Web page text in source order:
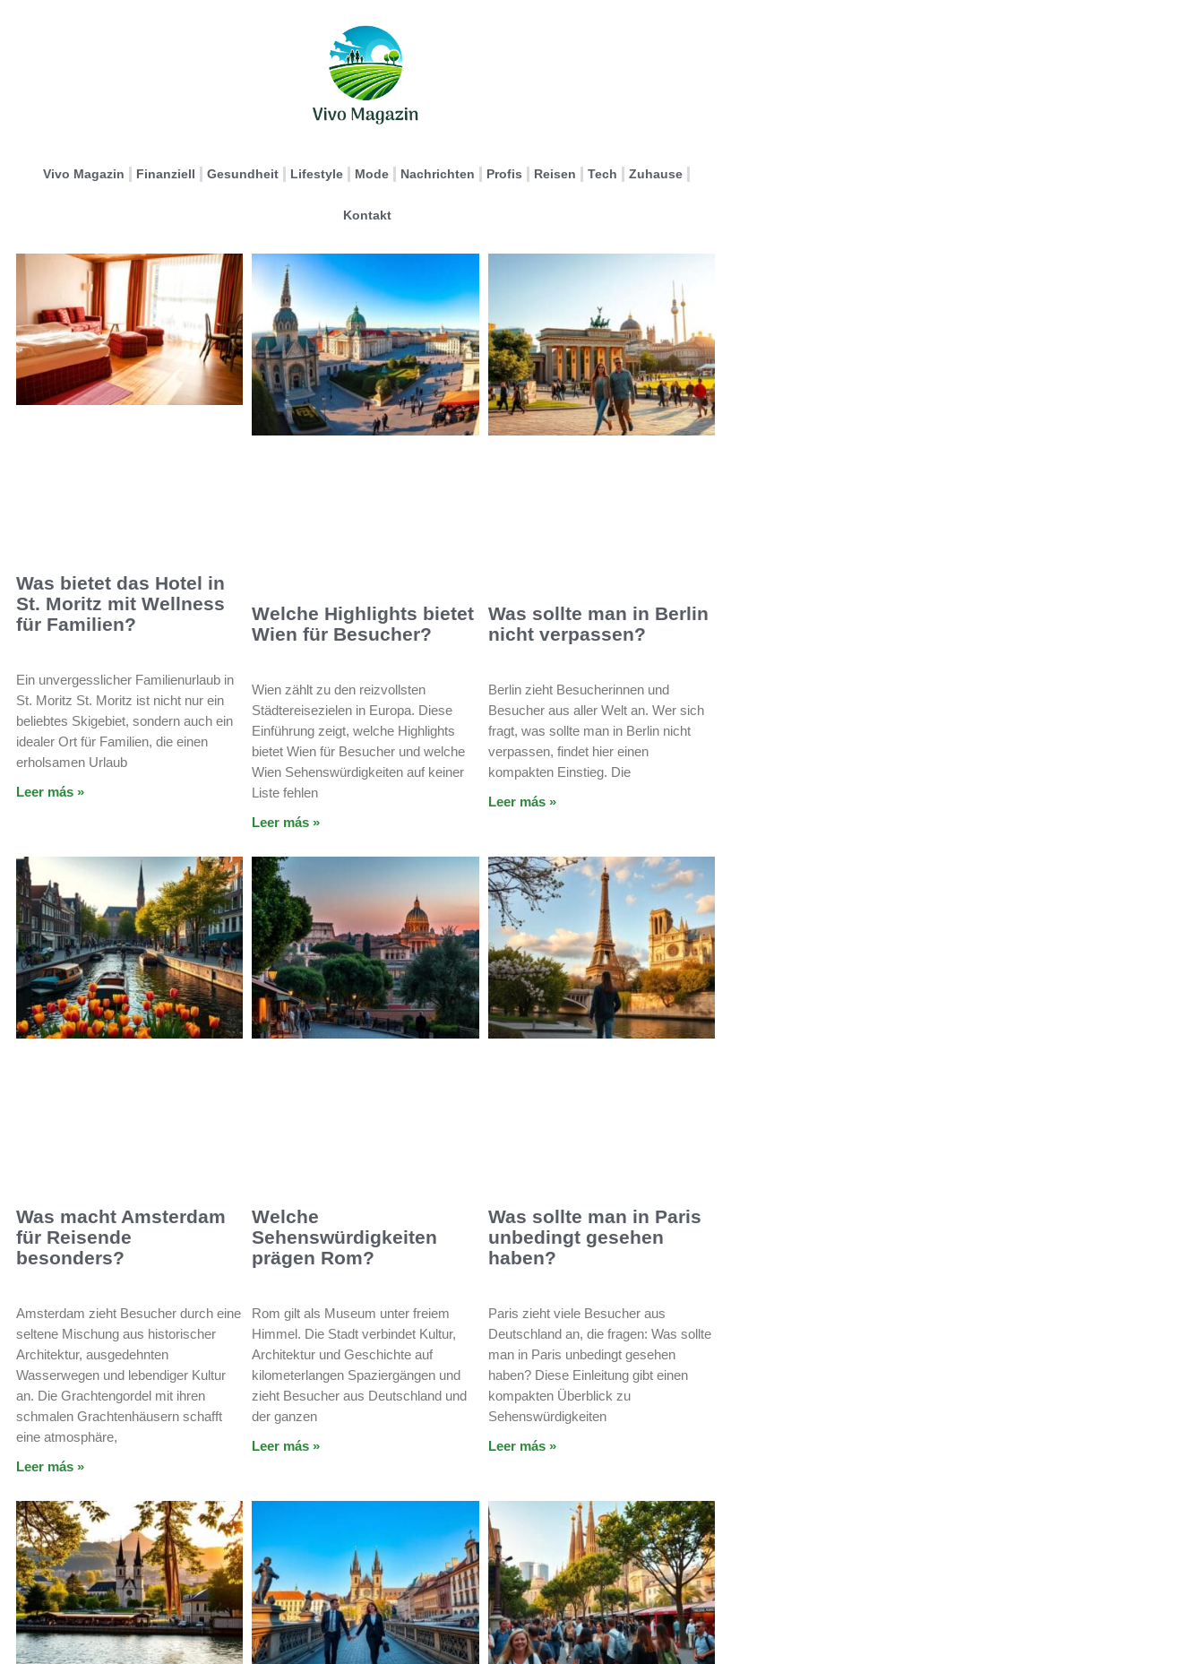
Vivo Magazin Finanziell Gesundheit Lifestyle Mode Nachrichten Profis Reisen Tech Zuhause
Kontakt
Was bietet das Hotel in
St. Moritz mit Wellness
für Familien?
Ein unvergesslicher Familienurlaub in
St. Moritz St. Moritz ist nicht nur ein
beliebtes Skigebiet, sondern auch ein
idealer Ort für Familien, die einen
erholsamen Urlaub
Leer más »
Welche Highlights bietet
Wien für Besucher?
Wien zählt zu den reizvollsten
Städtereisezielen in Europa. Diese
Einführung zeigt, welche Highlights
bietet Wien für Besucher und welche
Wien Sehenswürdigkeiten auf keiner
Liste fehlen
Leer más »
Was sollte man in Berlin
nicht verpassen?
Berlin zieht Besucherinnen und
Besucher aus aller Welt an. Wer sich
fragt, was sollte man in Berlin nicht
verpassen, findet hier einen
kompakten Einstieg. Die
Leer más »
Was macht Amsterdam
für Reisende
besonders?
Amsterdam zieht Besucher durch eine
seltene Mischung aus historischer
Architektur, ausgedehnten
Wasserwegen und lebendiger Kultur
an. Die Grachtengordel mit ihren
schmalen Grachtenhäusern schafft
eine atmosphäre,
Leer más »
Welche
Sehenswürdigkeiten
prägen Rom?
Rom gilt als Museum unter freiem
Himmel. Die Stadt verbindet Kultur,
Architektur und Geschichte auf
kilometerlangen Spaziergängen und
zieht Besucher aus Deutschland und
der ganzen
Leer más »
Was sollte man in Paris
unbedingt gesehen
haben?
Paris zieht viele Besucher aus
Deutschland an, die fragen: Was sollte
man in Paris unbedingt gesehen
haben? Diese Einleitung gibt einen
kompakten Überblick zu
Sehenswürdigkeiten
Leer más »